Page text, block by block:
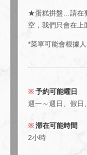
★蛋糕拼盤…請在
空，我們只會在上
*菜單可能會根據
予約可能曜日
週一～週日、假日
滞在可能時間
2小時
元（含稅）！ ！ |
京都府京都市中京区上